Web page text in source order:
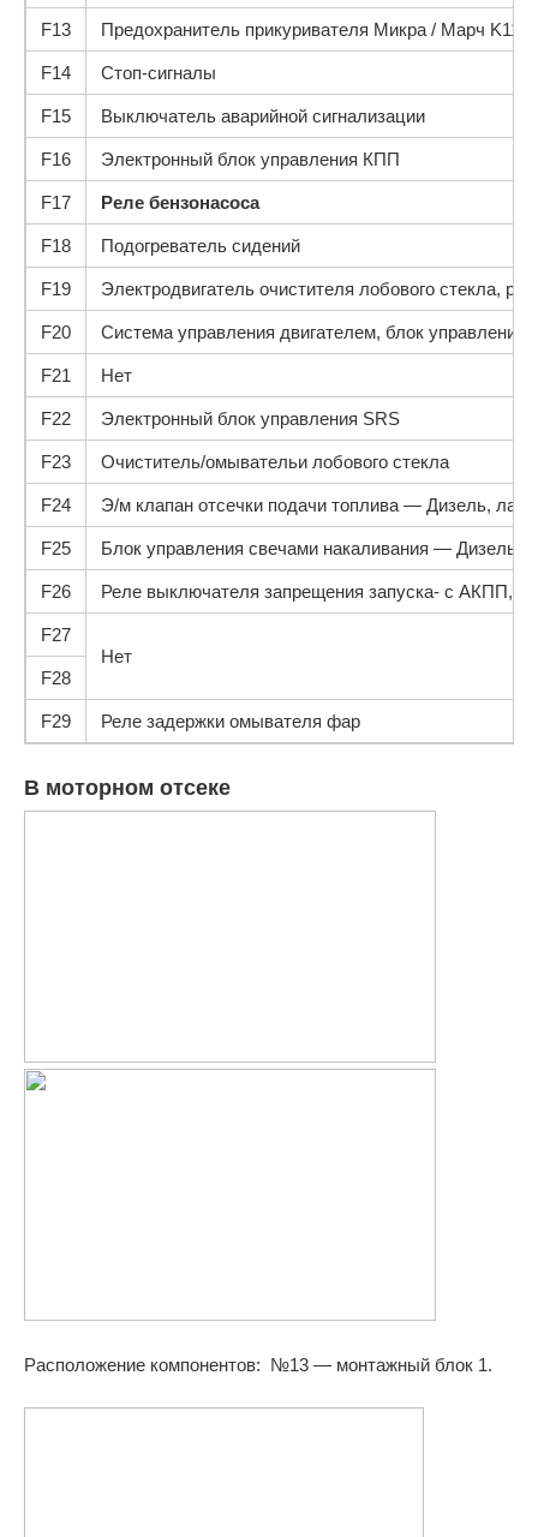
F13 Предохранитель прикуривателя Микра / Марч K11
F14 Стоп-сигналы
F15 Выключатель аварийной сигнализации
F16 Электронный блок управления КПП
F17 Реле бензонасоса
F18 Подогреватель сидений
F19 Электродвигатель очистителя лобового стекла,
F20 Система управления двигателем, блок управления
F21 Нет
F22 Электронный блок управления SRS
F23 Очиститель/омывательи лобового стекла
F24 Э/м клапан отсечки подачи топлива — Дизель,
F25 Блок управления свечами накаливания — Дизель,
F26 Реле выключателя запрещения запуска- с АКПП,
F27
Нет
F28
F29 Реле задержки омывателя фар
В моторном отсеке
Расположение компонентов: №13 — монтажный блок 1.